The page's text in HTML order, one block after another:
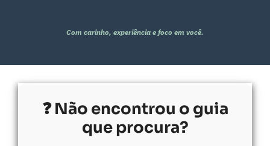
Com carinho, experiência e foco em você.
❓ Não encontrou o guia
que procura?